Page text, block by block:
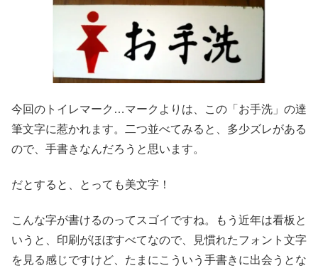
今回のトイレマーク…マークよりは、この「お手洗」の達
筆文字に惹かれます。二つ並べてみると、多少ズレがある
ので、手書きなんだろうと思います。
だとすると、とっても美文字！
こんな字が書けるのってスゴイですね。もう近年は看板と
いうと、印刷がほぼすべてなので、見慣れたフォント文字
を見る感じですけど、たまにこういう手書きに出会うとな